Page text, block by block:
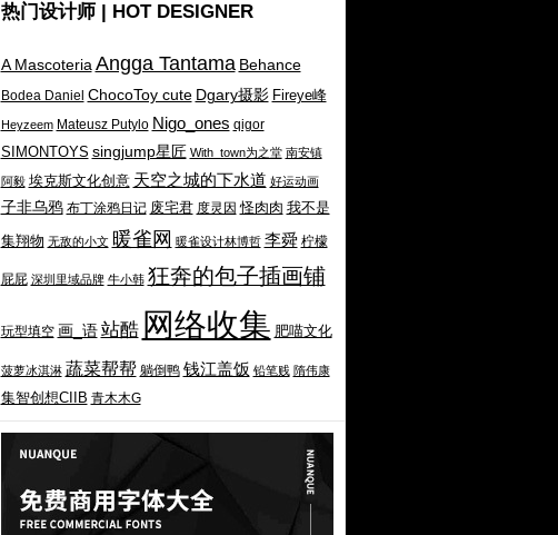
热门设计师 | HOT DESIGNER
A Mascoteria Angga Tantama Behance
Bodea Daniel ChocoToy cute Dgary摄影 Fireye峰
Heyzeem Mateusz Putylo Nigo_ones qigor
SIMONTOYS singjump星匠 With_town为之堂 南安镇
阿毅 埃克斯文化创意 天空之城的下水道 好运动画
子非乌鸦 布丁涂鸦日记 废宅君 度灵因 怪肉肉 我不是
集翔物 无敌的小文 暖雀网 暖雀设计林博哲 李舜 柠檬
屁屁 深圳里域品牌 牛小韩 狂奔的包子插画铺
玩型填空 画_语 站酷 网络收集 肥喵文化
菠萝冰淇淋 蔬菜帮帮 躺倒鸭 钱江盖饭 铅笔贱 隋伟康
集智创想CIIB 青木木G